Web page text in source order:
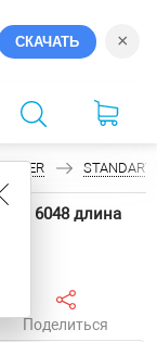
СКАЧАТЬ ×
STANDART
6048 длина
Поделиться